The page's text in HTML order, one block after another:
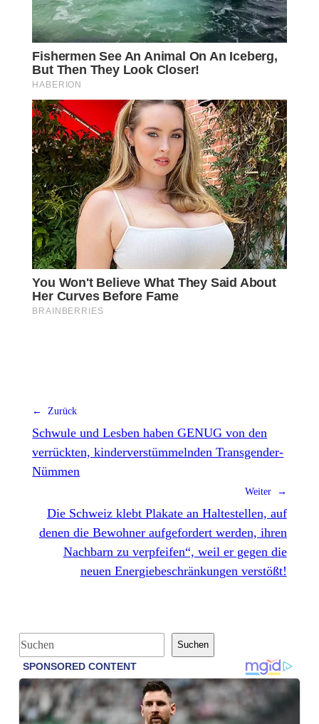
← Zurück
Schwule und Lesben haben GENUG von den
verrückten, kinderverstümmelnden Transgender-
Nümmen
Weiter →
Die Schweiz klebt Plakate an Haltestellen, auf
denen die Bewohner aufgefordert werden, ihren
Nachbarn zu verpfeifen“, weil er gegen die
neuen Energiebeschränkungen verstößt!
S
u
h
e
Suchen